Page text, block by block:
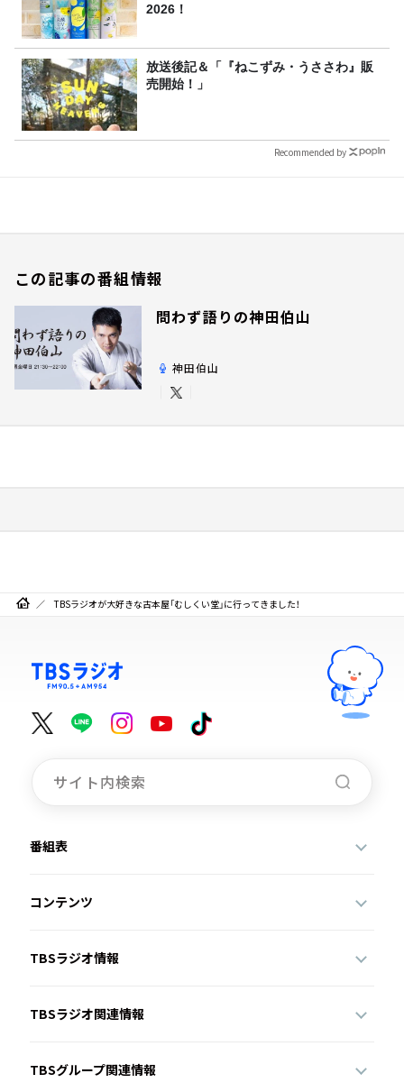
2026！
放送後記＆「『ねこずみ・うささわ』販
売開始！」
Recommended by
この記事の番組情報
問わず語りの神田伯山
神田伯山
TBSラジオが大好きな古本屋「むしくい堂」に行ってきました！
番組表
コンテンツ
TBSラジオ情報
TBSラジオ関連情報
TBSグループ関連情報